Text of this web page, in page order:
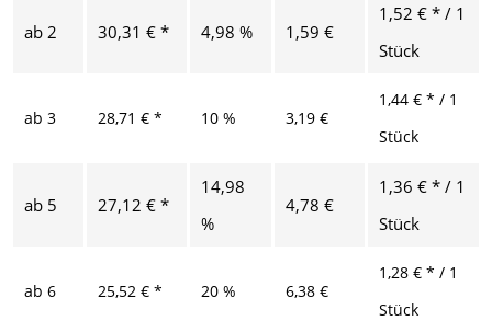
ab 2 30,31 € * 4,98 % 1,59 €
1,52 € * / 1
Stück
ab 3 28,71 € * 10 % 3,19 €
1,44 € * / 1
Stück
ab 5 27,12 € *
14,98
%
4,78 €
1,36 € * / 1
Stück
ab 6 25,52 € * 20 % 6,38 €
1,28 € * / 1
Stück